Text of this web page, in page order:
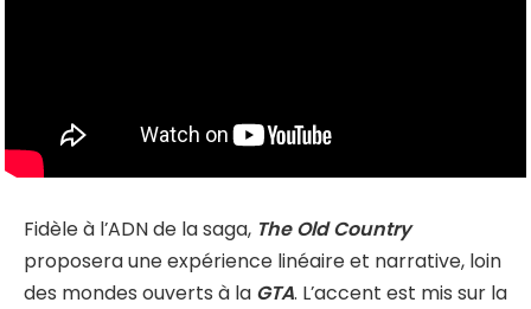
Fidèle à l’ADN de la saga, The Old Country
proposera une expérience linéaire et narrative, loin
des mondes ouverts à la GTA. L’accent est mis sur la